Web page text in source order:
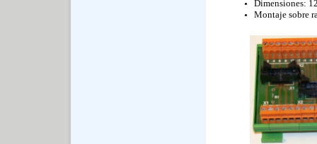
Dimensiones:
Montaje sobre